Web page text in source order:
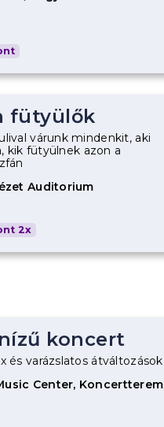
fütyülők
várunk mindenkit, aki
kik fütyülnek azon a
Auditorium
2x
koncert
és varázslatos átváltozások
Center, Koncertterem